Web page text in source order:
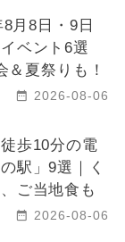
8月8日・9日
ベント6選
＆夏祭りも！
2026-08-06
歩10分の電
駅」9選｜く
ご当地食も
2026-08-06